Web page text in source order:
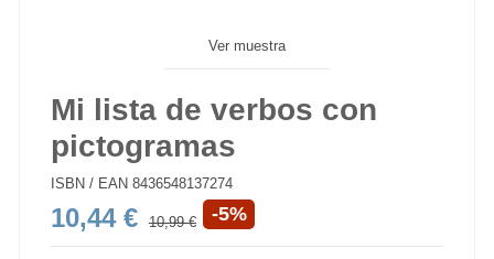
Ver muestra
Mi lista de verbos con
pictogramas
ISBN / EAN 8436548137274
10,44 € 10,99 € -5%